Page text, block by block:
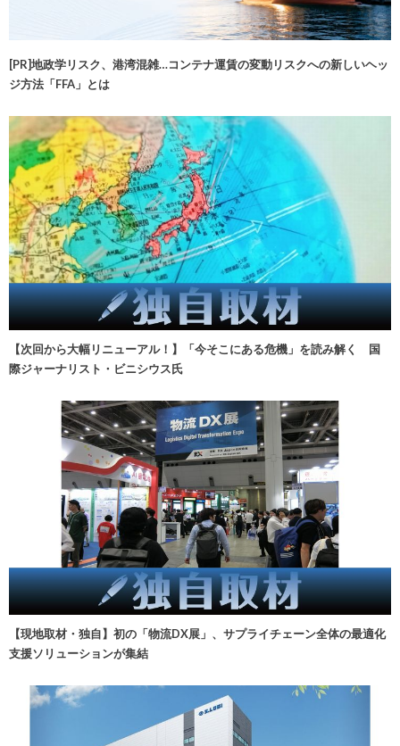
[PR]地政学リスク、港湾混雑…コンテナ運賃の変動リスクへの新しいヘッ
ジ方法「FFA」とは
【次回から大幅リニューアル！】「今そこにある危機」を読み解く 国
際ジャーナリスト・ビニシウス氏
【現地取材・独自】初の「物流DX展」、サプライチェーン全体の最適化
支援ソリューションが集結